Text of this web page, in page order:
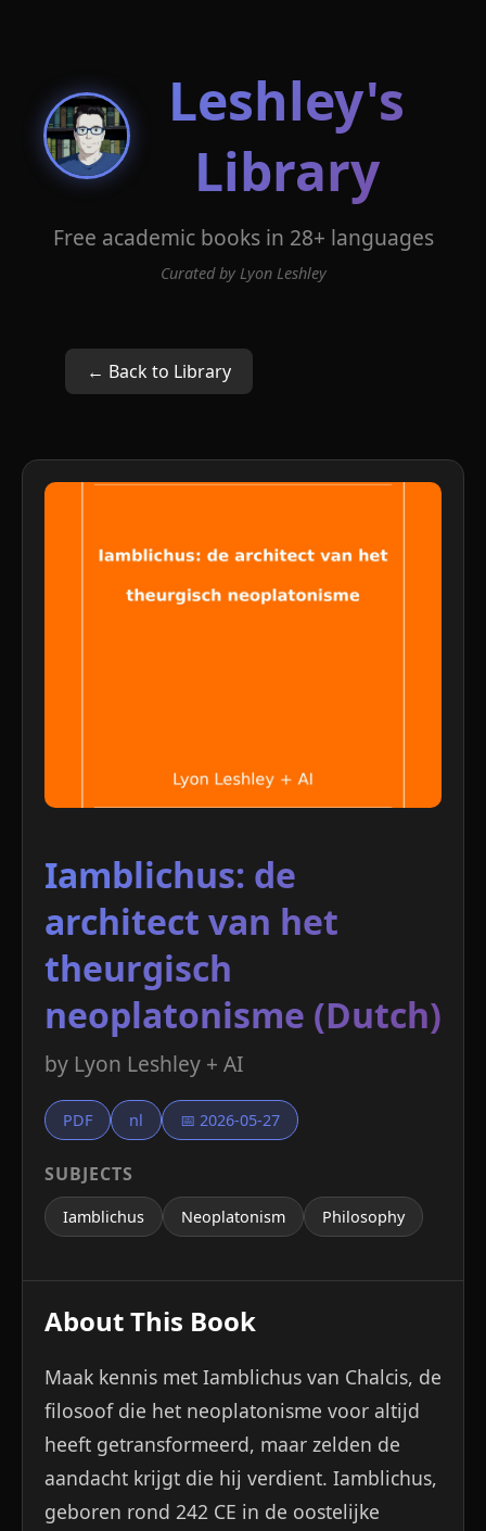
Leshley's
Library
Free academic books in 28+ languages
Curated by Lyon Leshley
← Back to Library
Iamblichus: de
architect van het
theurgisch
neoplatonisme (Dutch)
by Lyon Leshley + AI
PDF nl 📅 2026-05-27
SUBJECTS
Iamblichus Neoplatonism Philosophy
About This Book
Maak kennis met Iamblichus van Chalcis, de
filosoof die het neoplatonisme voor altijd
heeft getransformeerd, maar zelden de
aandacht krijgt die hij verdient. Iamblichus,
geboren rond 242 CE in de oostelijke